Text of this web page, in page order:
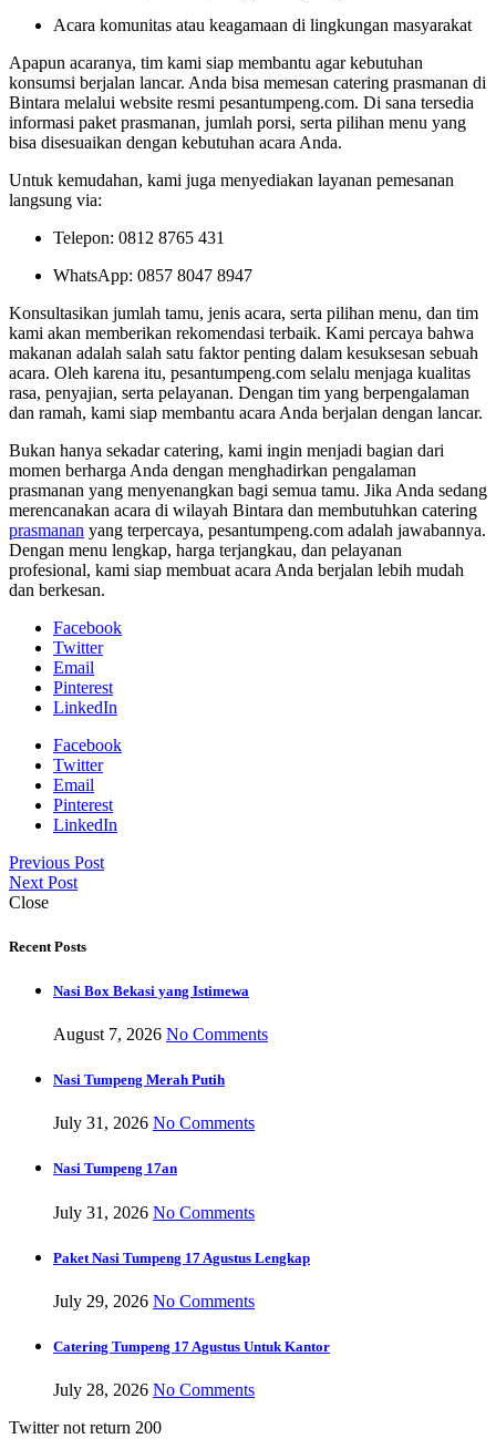
Acara komunitas atau keagamaan di lingkungan masyarakat
Apapun acaranya, tim kami siap membantu agar kebutuhan
konsumsi berjalan lancar. Anda bisa memesan catering prasmanan di
Bintara melalui website resmi pesantumpeng.com. Di sana tersedia
informasi paket prasmanan, jumlah porsi, serta pilihan menu yang
bisa disesuaikan dengan kebutuhan acara Anda.
Untuk kemudahan, kami juga menyediakan layanan pemesanan
langsung via:
Telepon: 0812 8765 431
WhatsApp: 0857 8047 8947
Konsultasikan jumlah tamu, jenis acara, serta pilihan menu, dan tim
kami akan memberikan rekomendasi terbaik. Kami percaya bahwa
makanan adalah salah satu faktor penting dalam kesuksesan sebuah
acara. Oleh karena itu, pesantumpeng.com selalu menjaga kualitas
rasa, penyajian, serta pelayanan. Dengan tim yang berpengalaman
dan ramah, kami siap membantu acara Anda berjalan dengan lancar.
Bukan hanya sekadar catering, kami ingin menjadi bagian dari
momen berharga Anda dengan menghadirkan pengalaman
prasmanan yang menyenangkan bagi semua tamu. Jika Anda sedang
merencanakan acara di wilayah Bintara dan membutuhkan catering
prasmanan yang terpercaya, pesantumpeng.com adalah jawabannya.
Dengan menu lengkap, harga terjangkau, dan pelayanan
profesional, kami siap membuat acara Anda berjalan lebih mudah
dan berkesan.
Facebook
Twitter
Email
Pinterest
LinkedIn
Facebook
Twitter
Email
Pinterest
LinkedIn
Previous Post
Next Post
Close
Recent Posts
Nasi Box Bekasi yang Istimewa
August 7, 2026 No Comments
Nasi Tumpeng Merah Putih
July 31, 2026 No Comments
Nasi Tumpeng 17an
July 31, 2026 No Comments
Paket Nasi Tumpeng 17 Agustus Lengkap
July 29, 2026 No Comments
Catering Tumpeng 17 Agustus Untuk Kantor
July 28, 2026 No Comments
Twitter not return 200